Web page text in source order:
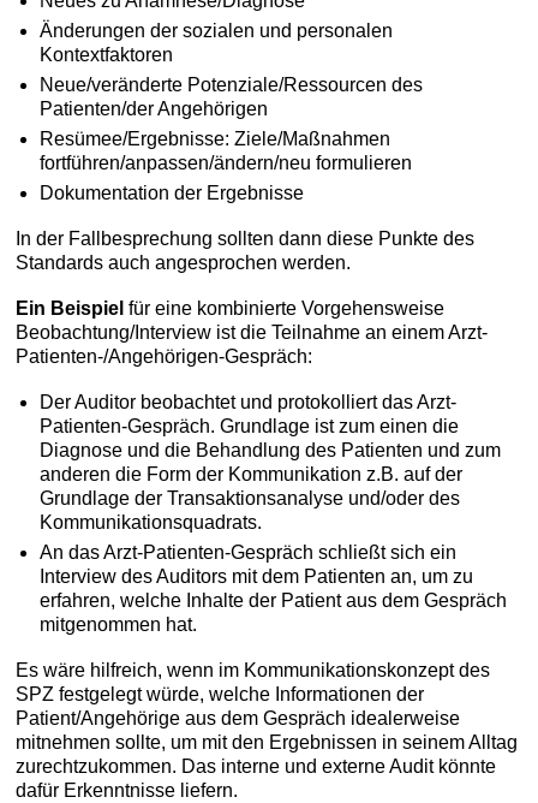
Änderungen der sozialen und personalen
Kontextfaktoren
Neue/veränderte Potenziale/Ressourcen des
Patienten/der Angehörigen
Resümee/Ergebnisse: Ziele/Maßnahmen
fortführen/anpassen/ändern/neu formulieren
Dokumentation der Ergebnisse
In der Fallbesprechung sollten dann diese Punkte des
Standards auch angesprochen werden.
Ein Beispiel für eine kombinierte Vorgehensweise
Beobachtung/Interview ist die Teilnahme an einem Arzt-
Patienten-/Angehörigen-Gespräch:
Der Auditor beobachtet und protokolliert das Arzt-
Patienten-Gespräch. Grundlage ist zum einen die
Diagnose und die Behandlung des Patienten und zum
anderen die Form der Kommunikation z.B. auf der
Grundlage der Transaktionsanalyse und/oder des
Kommunikationsquadrats.
An das Arzt-Patienten-Gespräch schließt sich ein
Interview des Auditors mit dem Patienten an, um zu
erfahren, welche Inhalte der Patient aus dem Gespräch
mitgenommen hat.
Es wäre hilfreich, wenn im Kommunikationskonzept des
SPZ festgelegt würde, welche Informationen der
Patient/Angehörige aus dem Gespräch idealerweise
mitnehmen sollte, um mit den Ergebnissen in seinem Alltag
zurechtzukommen. Das interne und externe Audit könnte
dafür Erkenntnisse liefern.